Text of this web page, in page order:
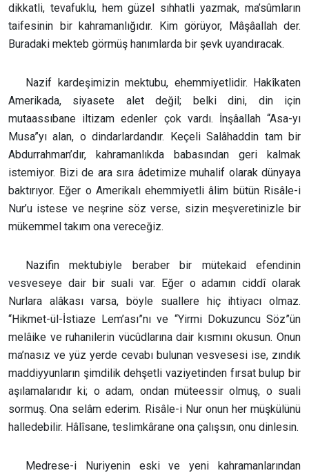
dikkatli, tevafuklu, hem güzel sıhhatli yazmak, ma’sûmların
taifesinin bir kahramanlığıdır. Kim görüyor, Mâşâallah der.
Buradaki mekteb görmüş hanımlarda bir şevk uyandıracak.
Nazif kardeşimizin mektubu, ehemmiyetlidir. Hakîkaten
Amerikada, siyasete alet değil; belki dini, din için
mutaassıbane iltizam edenler çok vardı. İnşâallah “Asa-yı
Musa”yı alan, o dindarlardandır. Keçeli Salâhaddin tam bir
Abdurrahman’dır, kahramanlıkda babasından geri kalmak
istemiyor. Bizi de ara sıra âdetimize muhalif olarak dünyaya
baktırıyor. Eğer o Amerikalı ehemmiyetli âlim bütün Risâle-i
Nur’u istese ve neşrine söz verse, sizin meşveretinizle bir
mükemmel takım ona vereceğiz.
Nazifin mektubiyle beraber bir mütekaid efendinin
vesveseye dair bir suali var. Eğer o adamın ciddî olarak
Nurlara alâkası varsa, böyle suallere hiç ihtiyacı olmaz.
“Hikmet-ül-İstiaze Lem’ası”nı ve “Yirmi Dokuzuncu Söz”ün
melâike ve ruhanilerin vücûdlarına dair kısmını okusun. Onun
ma’nasız ve yüz yerde cevabı bulunan vesvesesi ise, zındık
maddiyyunların şimdilik dehşetli vaziyetinden fırsat bulup bir
aşılamalarıdır ki; o adam, ondan müteessir olmuş, o suali
sormuş. Ona selâm ederim. Risâle-i Nur onun her müşkülünü
halledebilir. Hâlîsane, teslimkârane ona çalışsın, onu dinlesin.
Medrese-i Nuriyenin eski ve yeni kahramanlarından